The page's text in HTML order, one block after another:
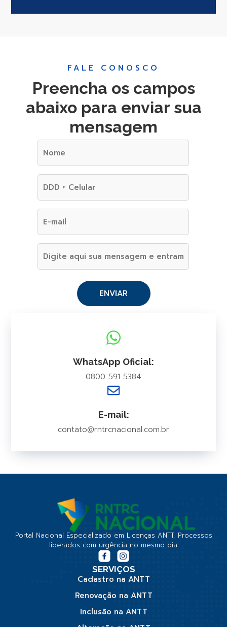
FALE CONOSCO
Preencha os campos
abaixo para enviar sua
mensagem
WhatsApp Oficial:
0800 591 5384
E-mail:
contato@rntrcnacional.com.br
Portal Nacional Especializado em Licenças ANTT. Processos
liberados com urgência no mesmo dia.
SERVIÇOS
Cadastro na ANTT
Renovação na ANTT
Inclusão na ANTT